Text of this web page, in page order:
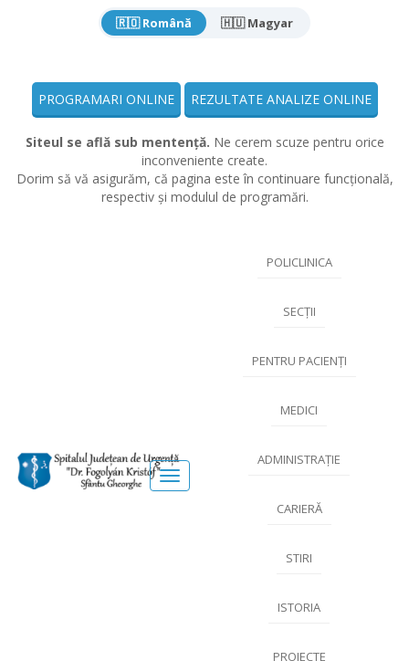
🇷🇴 Română 🇭🇺 Magyar
PROGRAMARI ONLINE REZULTATE ANALIZE ONLINE
Siteul se află sub mentență. Ne cerem scuze pentru orice
inconveniente create.
Dorim să vă asigurăm, că pagina este în continuare funcțională,
respectiv și modulul de programări.
Meniu
POLICLINICA
SECȚII
PENTRU PACIENȚI
MEDICI
ADMINISTRAȚIE
CARIERĂ
STIRI
ISTORIA
PROIECTE